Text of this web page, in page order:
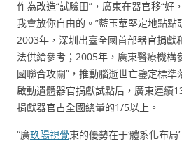
作為改造“試驗田”，廣東在器官移“好
我會放你自由的。”藍玉華堅定地點點
2003年，深圳出臺全國首部器官捐獻
法供給參考；2005年，廣東醫療機構
國聯合攻關”，推動腦逝世亡鑒定標準
啟動遺體器官捐獻試點后，廣東連續
捐獻器官占全國總量的1/5以上。
“廣玖陽視覺東的優勢在于‘體系化布局’